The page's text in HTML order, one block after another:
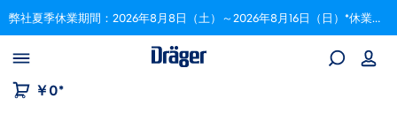
to B2B platform navigation 弊社夏季休業期間：2026年8月8日（土）～2026年8月16日（日）*休業期間中にいただいたご注文は、8月17日以降順次対応いたします。
￥0*